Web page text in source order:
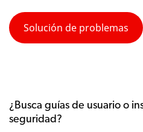
Solución de problemas
¿Busca guías de usuario o
seguridad?